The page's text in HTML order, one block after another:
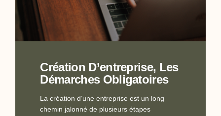
Création D’entreprise, Les
Démarches Obligatoires
La création d’une entreprise est un long
chemin jalonné de plusieurs étapes